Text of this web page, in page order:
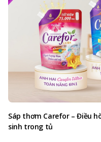
Sáp thơm Carefor – Điều
sinh trong tủ